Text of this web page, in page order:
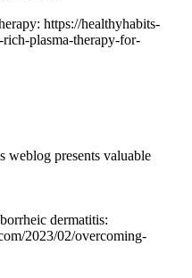
https://healthyhabits-
plasma-therapy-for-
presents valuable
dermatitis:
2023/02/overcoming-